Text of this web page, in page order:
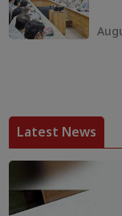
Latest News